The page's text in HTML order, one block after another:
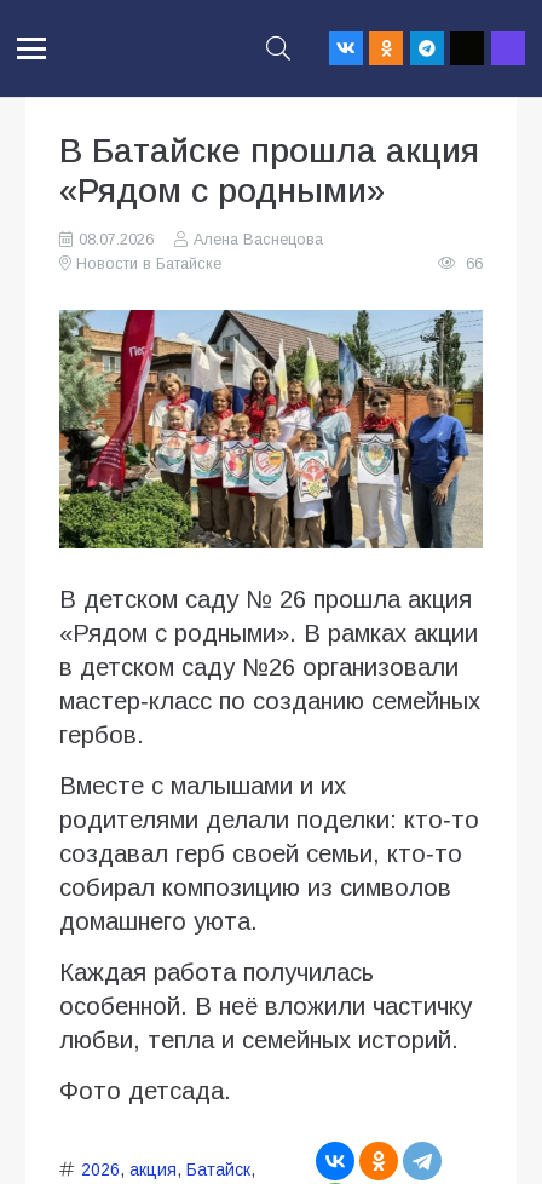
В Батайске прошла акция
«Рядом с родными»
08.07.2026
Алена Васнецова
Новости в Батайске
66
В детском саду № 26 прошла акция
«Рядом с родными». В рамках акции
в детском саду №26 организовали
мастер‑класс по созданию семейных
гербов.
Вместе с малышами и их
родителями делали поделки: кто‑то
создавал герб своей семьи, кто‑то
собирал композицию из символов
домашнего уюта.
Каждая работа получилась
особенной. В неё вложили частичку
любви, тепла и семейных историй.
Фото детсада.
2026, акция, Батайск,